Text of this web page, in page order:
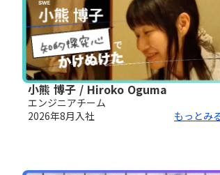
小熊 博子 / Hiroko Oguma
エンジニアチーム
2026年8月入社 もっとみ